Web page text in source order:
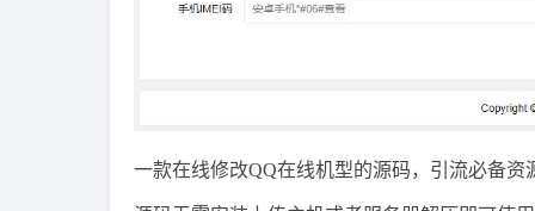
一款在线修改QQ在线机型的源码，引流必备资